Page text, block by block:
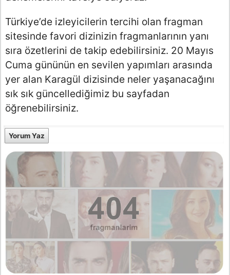
Türkiye’de izleyicilerin tercihi olan fragman
sitesinde favori dizinizin fragmanlarının yanı
sıra özetlerini de takip edebilirsiniz. 20 Mayıs
Cuma gününün en sevilen yapımları arasında
yer alan Karagül dizisinde neler yaşanacağını
sık sık güncellediğimiz bu sayfadan
öğrenebilirsiniz.
Yorum Yaz